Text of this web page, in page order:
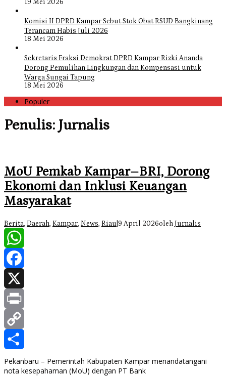
19 Mei 2026
Komisi II DPRD Kampar Sebut Stok Obat RSUD Bangkinang
Terancam Habis Juli 2026
18 Mei 2026
Sekretaris Fraksi Demokrat DPRD Kampar Rizki Ananda
Dorong Pemulihan Lingkungan dan Kompensasi untuk
Warga Sungai Tapung
18 Mei 2026
Populer
Penulis: Jurnalis
MoU Pemkab Kampar–BRI, Dorong
Ekonomi dan Inklusi Keuangan
Masyarakat
Berita, Daerah, Kampar, News, Riau 9 April 2026oleh Jurnalis
WhatsApp
Facebook
X
Print
Copy
Link
Share
Pekanbaru – Pemerintah Kabupaten Kampar menandatangani
nota kesepahaman (MoU) dengan PT Bank